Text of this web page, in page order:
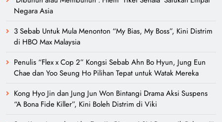
Negara Asia
3 Sebab Untuk Mula Menonton “My Bias, My Boss”, Kini Distrim
di HBO Max Malaysia
Penulis “Flex x Cop 2” Kongsi Sebab Ahn Bo Hyun, Jung Eun
Chae dan Yoo Seung Ho Pilihan Tepat untuk Watak Mereka
Kong Hyo Jin dan Jung Jun Won Bintangi Drama Aksi Suspens
“A Bona Fide Killer”, Kini Boleh Distrim di Viki